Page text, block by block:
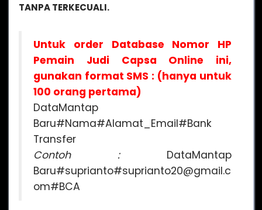
TANPA TERKECUALI.
Untuk order Database Nomor HP
Pemain Judi Capsa Online ini,
gunakan format SMS : (hanya untuk
100 orang pertama)
DataMantap
Baru#Nama#Alamat_Email#Bank
Transfer
Contoh :DataMantap
Baru#suprianto#suprianto20@gmail.c
om#BCA